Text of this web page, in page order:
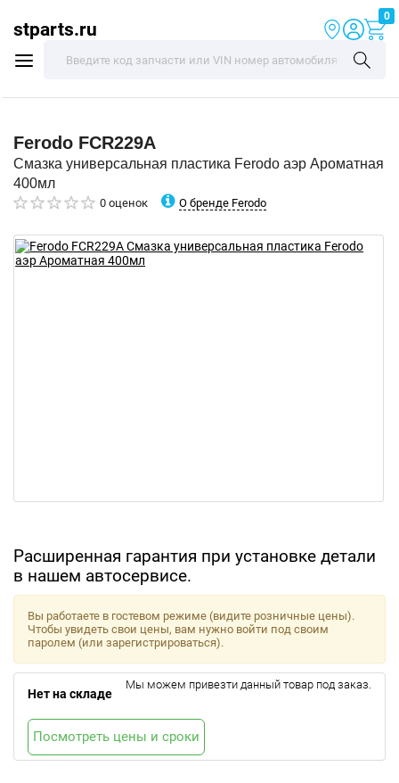
stparts.ru
0
Ferodo FCR229A
Смазка универсальная пластика Ferodo аэр Ароматная
400мл
0 оценок О бренде Ferodo
Расширенная гарантия при установке детали
в нашем автосервисе.
Вы работаете в гостевом режиме (видите розничные цены).
Чтобы увидеть свои цены, вам нужно войти под своим
паролем (или зарегистрироваться).
Нет на складе
Мы можем привезти данный товар под заказ.
Посмотреть цены и сроки